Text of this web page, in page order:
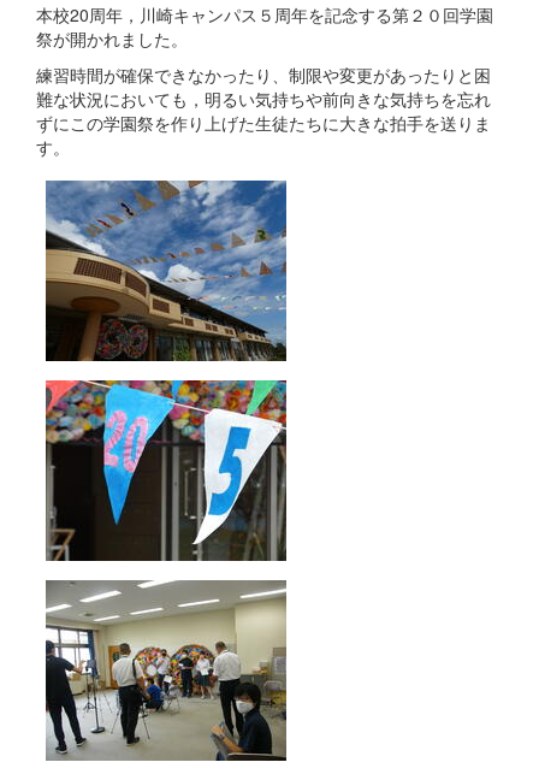
本校20周年，川崎キャンパス５周年を記念する第２０回学園
祭が開かれました。
練習時間が確保できなかったり、制限や変更があったりと困
難な状況においても，明るい気持ちや前向きな気持ちを忘れ
ずにこの学園祭を作り上げた生徒たちに大きな拍手を送りま
す。